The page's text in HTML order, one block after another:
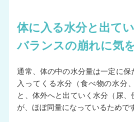
体に入る水分と出て
バランスの崩れに気
通常、体の中の水分量は一定に保
入ってくる水分（食べ物の水分
と、体外へと出ていく水分（尿、
が、ほぼ同量になっているためで